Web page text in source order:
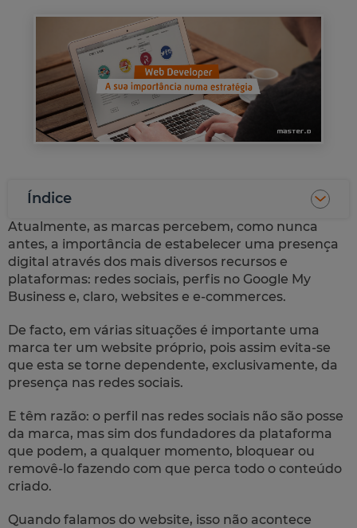
Índice
Atualmente, as marcas percebem, como nunca
antes, a importância de estabelecer uma presença
digital através dos mais diversos recursos e
plataformas: redes sociais, perfis no Google My
Business e, claro, websites e e-commerces.
De facto, em várias situações é importante uma
marca ter um website próprio, pois assim evita-se
que esta se torne dependente, exclusivamente, da
presença nas redes sociais.
E têm razão: o perfil nas redes sociais não são posse
da marca, mas sim dos fundadores da plataforma
que podem, a qualquer momento, bloquear ou
removê-lo fazendo com que perca todo o conteúdo
criado.
Quando falamos do website, isso não acontece